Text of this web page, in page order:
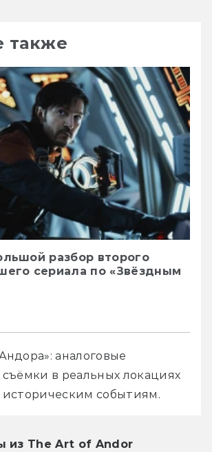
также
разбор второго
сериала по «Звёздным
аналоговые
съёмки в реальных локациях
историческим событиям.
из The Art of Andor